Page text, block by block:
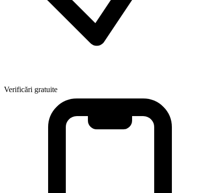
Verificări gratuite